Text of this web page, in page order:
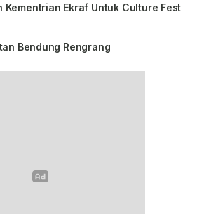
Kementrian Ekraf Untuk Culture Fest
Bendung Rengrang